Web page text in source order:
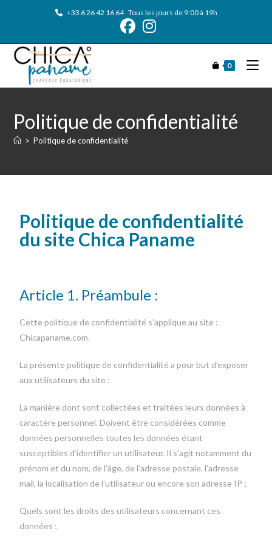
+33 6 26 42 16 64 Tous les jours de 9:00 à 19h
0
Politique de confidentialité
> Politique de confidentialité
Politique de confidentialité
du site Chica Paname
Article 1. Préambule :
Cette politique de confidentialité s’applique au site :
Chicapaname.com.
La présente politique de confidentialité a pour but d’exposer
aux utilisateurs du site :
La manière dont sont collectées et traitées leurs données à
caractère personnel. Doivent être considérées comme
données personnelles toutes les données étant
susceptibles d’identifier un utilisateur. Il s’agit notamment du
prénom et du nom, de l’âge, de l’adresse postale, l’adresse
mail, la localisation de l’utilisateur ou encore son adresse IP ;
Quels sont les droits des utilisateurs concernant ces
données ;